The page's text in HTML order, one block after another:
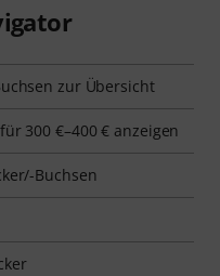
zur Übersicht
300 €–400 € anzeigen
Buchsen